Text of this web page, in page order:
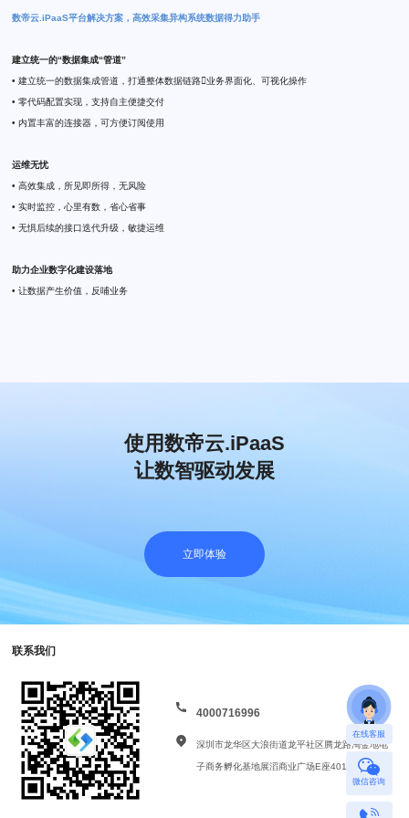
数帝云.iPaaS平台解决方案，⾼效采集异构系统数据得力助手
建立统一的“数据集成“管道”
• 建立统一的数据集成管道，打通整体数据链路 业务界面化、可视化操作
• 零代码配置实现，支持自主便捷交付
• 内置丰富的连接器，可方便订阅使用
运维无忧
• 高效集成，所见即所得，无风险
• 实时监控，心里有数，省心省事
• 无惧后续的接口迭代升级，敏捷运维
助力企业数字化建设落地
• 让数据产生价值，反哺业务
使用数帝云.iPaaS
让数智驱动发展
立即体验
联系我们
4000716996
深圳市龙华区大浪街道龙平社区腾龙路淘金地电
子商务孵化基地展滔商业广场E座401
在线客服
微信咨询